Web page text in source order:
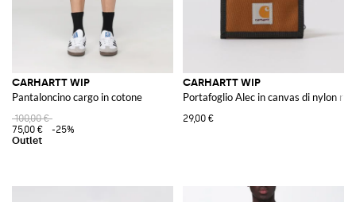
CARHARTT WIP
Pantaloncino cargo in cotone
100,00 €
75,00 €
-25%
CARHARTT WIP
Portafoglio Alec in canvas di nylon
29,00 €